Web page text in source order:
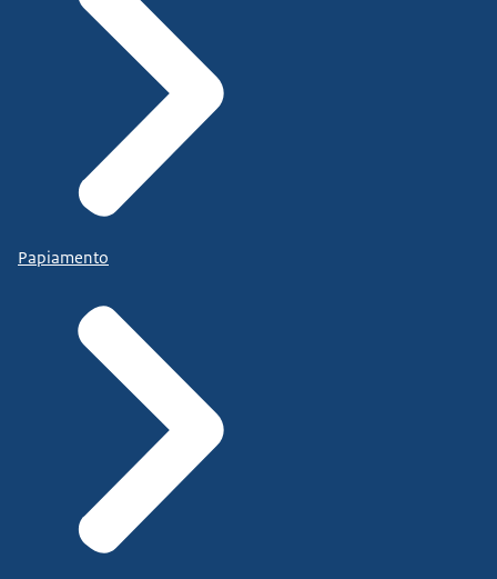
Papiamento